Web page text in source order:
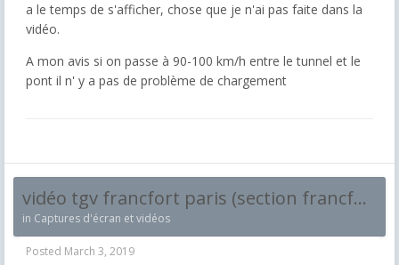
a le temps de s'afficher, chose que je n'ai pas faite dans la
vidéo.
A mon avis si on passe à 90-100 km/h entre le tunnel et le
pont il n' y a pas de problème de chargement
vidéo tgv francfort paris (section francfort karlshhrue) cabride
in Captures d'écran et vidéos
Posted March 3, 2019